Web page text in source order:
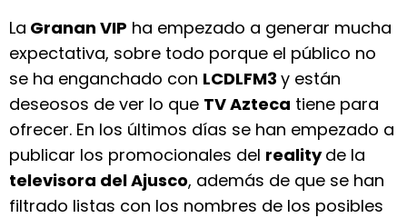
La Granan VIP ha empezado a generar mucha
expectativa, sobre todo porque el público no
se ha enganchado con LCDLFM3 y están
deseosos de ver lo que TV Azteca tiene para
ofrecer. En los últimos días se han empezado a
publicar los promocionales del realityde la
televisora del Ajusco, además de que se han
filtrado listas con los nombres de los posibles